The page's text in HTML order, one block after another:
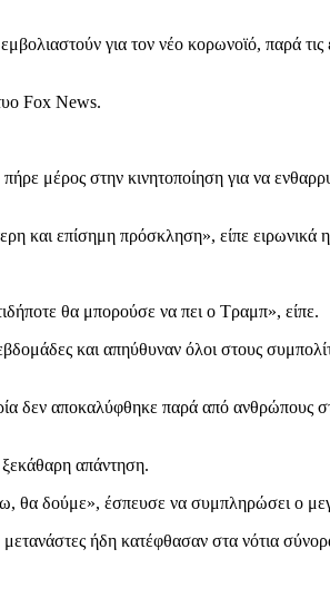
για τον νέο κορωνοϊό, παρά τις
Fox News.
μέρος στην κινητοποίηση για να
και επίσημη πρόσκληση», είπε ειρωνικά
θα μπορούσε να πει ο Τραμπ», είπε.
και απηύθυναν όλοι στους
δεν αποκαλύφθηκε παρά από ανθρώπους
απάντηση.
θα δούμε», έσπευσε να συμπληρώσει ο
ήδη κατέφθασαν στα νότια